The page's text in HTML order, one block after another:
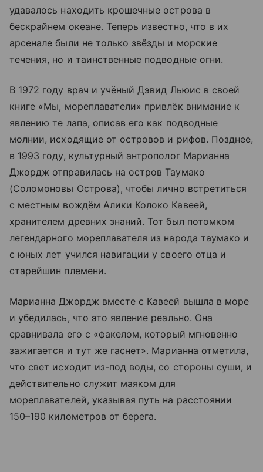
удавалось находить крошечные острова в
бескрайнем океане. Теперь известно, что в их
арсенале были не только звёзды и морские
течения, но и таинственные подводные огни.
В 1972 году врач и учёный Дэвид Льюис в своей
книге «Мы, мореплаватели» привлёк внимание к
явлению те лапа, описав его как подводные
молнии, исходящие от островов и рифов. Позднее,
в 1993 году, культурный антрополог Марианна
Джордж отправилась на остров Таумако
(Соломоновы Острова), чтобы лично встретиться
с местным вождём Алики Колоко Кавеей,
хранителем древних знаний. Тот был потомком
легендарного мореплавателя из народа таумако и
с юных лет учился навигации у своего отца и
старейшин племени.
Марианна Джордж вместе с Кавеей вышла в море
и убедилась, что это явление реально. Она
сравнивала его с «факелом, который мгновенно
зажигается и тут же гаснет». Марианна отметила,
что свет исходит из-под воды, со стороны суши, и
действительно служит маяком для
мореплавателей, указывая путь на расстоянии
150–190 километров от берега.